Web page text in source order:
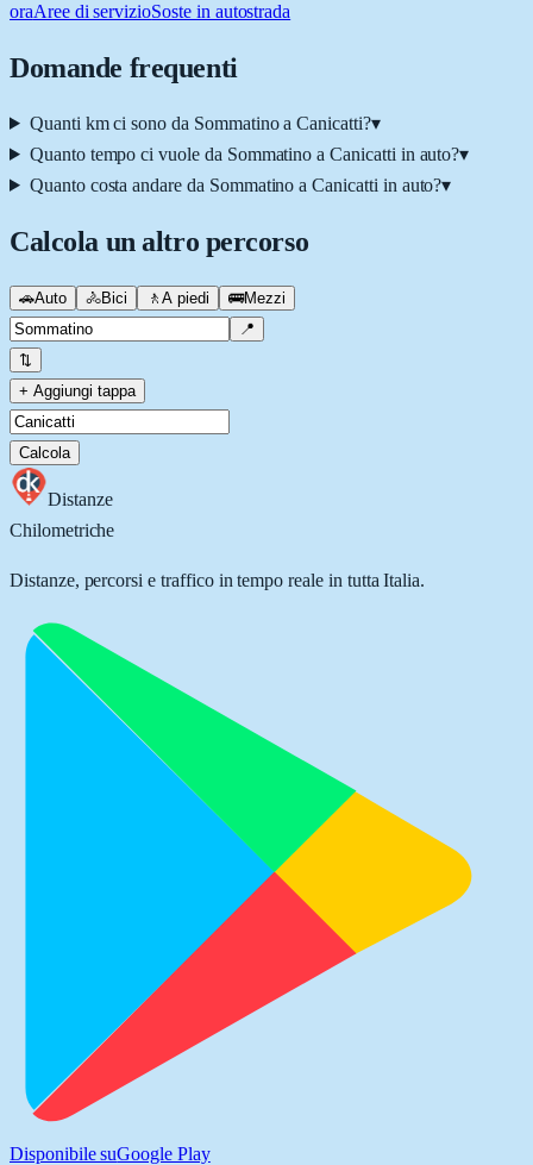
oraAree di servizioSoste in autostrada
Domande frequenti
Quanti km ci sono da Sommatino a Canicatti?▾
Quanto tempo ci vuole da Sommatino a Canicatti in auto?▾
Quanto costa andare da Sommatino a Canicatti in auto?▾
Calcola un altro percorso
🚗Auto 🚴Bici 🚶 A piedi 🚌Mezzi
📍
⇅
+ Aggiungi tappa
Calcola
Distanze
Chilometriche
Distanze, percorsi e traffico in tempo reale in tutta Italia.
Disponibile suGoogle Play